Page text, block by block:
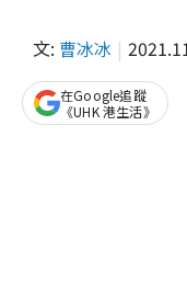
文: 曹冰冰
在Google追蹤
《UHK 港生活》